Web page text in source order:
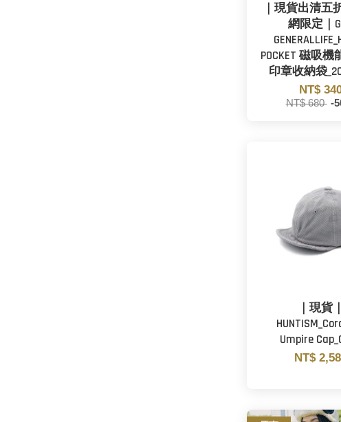
｜現貨出清五
網限定｜
POCKET 磁吸
印章收納袋
NT$
NT$ 680 -
｜現貨｜
Umpire
NT$